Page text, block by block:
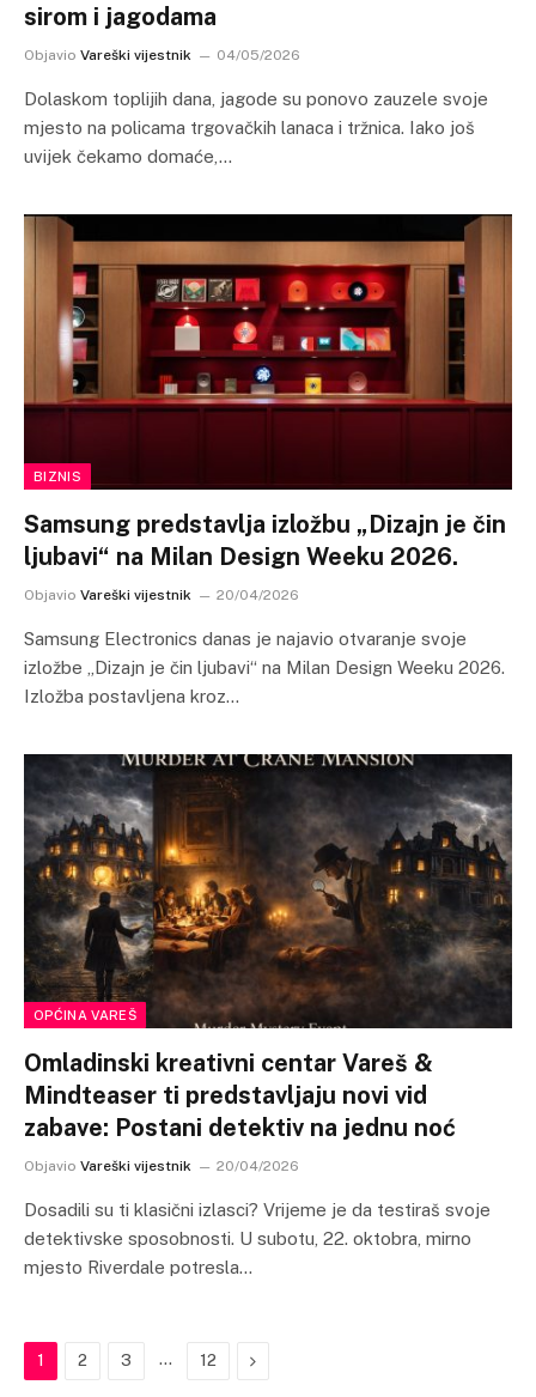
sirom i jagodama
Objavio Vareški vijestnik 04/05/2026
Dolaskom toplijih dana, jagode su ponovo zauzele svoje
mjesto na policama trgovačkih lanaca i tržnica. Iako još
uvijek čekamo domaće,…
BIZNIS
Samsung predstavlja izložbu „Dizajn je čin
ljubavi“ na Milan Design Weeku 2026.
Objavio Vareški vijestnik 20/04/2026
Samsung Electronics danas je najavio otvaranje svoje
izložbe „Dizajn je čin ljubavi“ na Milan Design Weeku 2026.
Izložba postavljena kroz…
OPĆINA VAREŠ
Omladinski kreativni centar Vareš &
Mindteaser ti predstavljaju novi vid
zabave: Postani detektiv na jednu noć
Objavio Vareški vijestnik 20/04/2026
Dosadili su ti klasični izlasci? Vrijeme je da testiraš svoje
detektivske sposobnosti. U subotu, 22. oktobra, mirno
mjesto Riverdale potresla…
1 2 3 … 12 Next